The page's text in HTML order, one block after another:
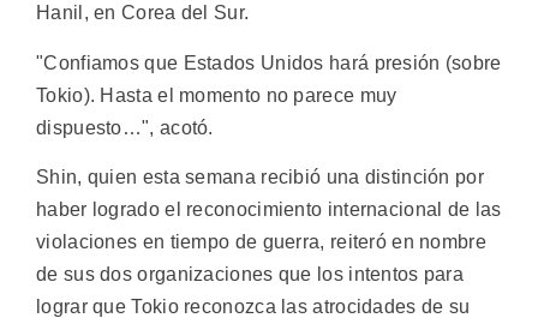
Hanil, en Corea del Sur.
"Confiamos que Estados Unidos hará presión (sobre
Tokio). Hasta el momento no parece muy
dispuesto…", acotó.
Shin, quien esta semana recibió una distinción por
haber logrado el reconocimiento internacional de las
violaciones en tiempo de guerra, reiteró en nombre
de sus dos organizaciones que los intentos para
lograr que Tokio reconozca las atrocidades de su